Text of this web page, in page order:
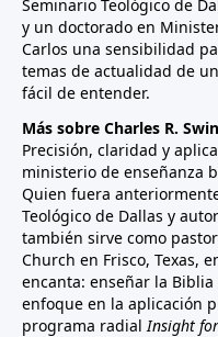
Seminario Teológico de
y un doctorado en
Carlos una sensibilidad
temas de actualidad de
fácil de entender.
Más sobre Charles R.
Precisión, claridad y
ministerio de enseñanza
Quien fuera
Teológico de Dallas y
también sirve como
Church en Frisco, Texas,
encanta: enseñar la
enfoque en la aplicación
programa radial Insight